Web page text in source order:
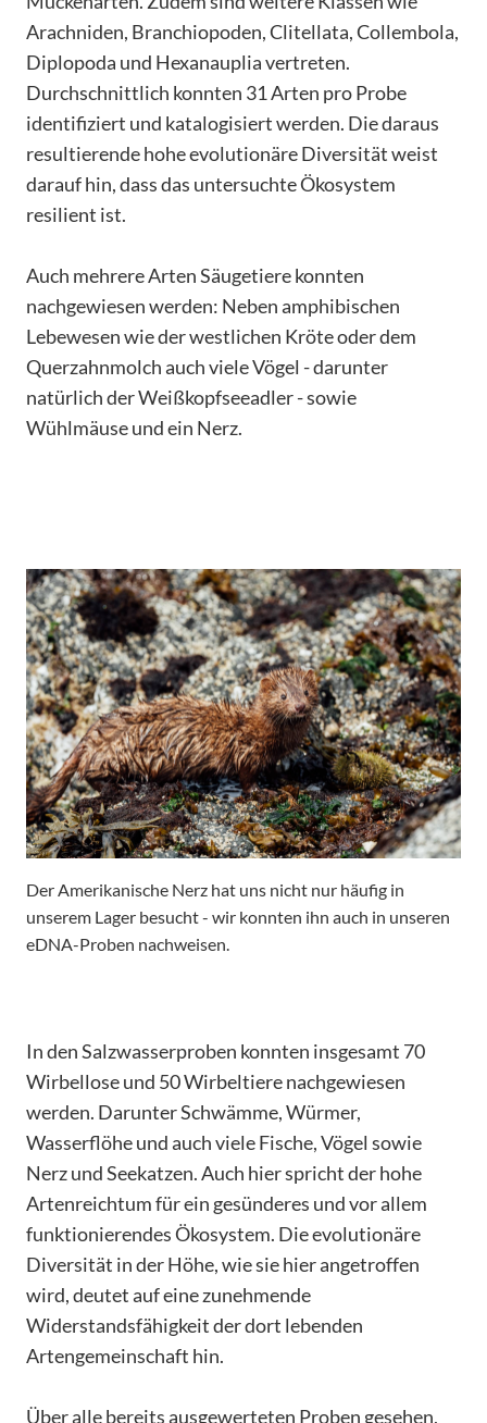
Arachniden, Branchiopoden, Clitellata, Collembola,
Diplopoda und Hexanauplia vertreten.
Durchschnittlich konnten 31 Arten pro Probe
identifiziert und katalogisiert werden. Die daraus
resultierende hohe evolutionäre Diversität weist
darauf hin, dass das untersuchte Ökosystem
resilient ist.
Auch mehrere Arten Säugetiere konnten
nachgewiesen werden: Neben amphibischen
Lebewesen wie der westlichen Kröte oder dem
Querzahnmolch auch viele Vögel - darunter
natürlich der Weißkopfseeadler - sowie
Wühlmäuse und ein Nerz.
Der Amerikanische Nerz hat uns nicht nur häufig in
unserem Lager besucht - wir konnten ihn auch in unseren
eDNA-Proben nachweisen.
In den Salzwasserproben konnten insgesamt 70
Wirbellose und 50 Wirbeltiere nachgewiesen
werden. Darunter Schwämme, Würmer,
Wasserflöhe und auch viele Fische, Vögel sowie
Nerz und Seekatzen. Auch hier spricht der hohe
Artenreichtum für ein gesünderes und vor allem
funktionierendes Ökosystem. Die evolutionäre
Diversität in der Höhe, wie sie hier angetroffen
wird, deutet auf eine zunehmende
Widerstandsfähigkeit der dort lebenden
Artengemeinschaft hin.
Über alle bereits ausgewerteten Proben gesehen,